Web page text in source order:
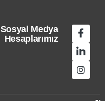
Sosyal Medya
Hesaplarımız